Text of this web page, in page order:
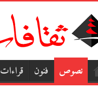
نصوص فنون قراءات